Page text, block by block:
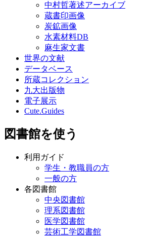
中村哲著述アーカイブ
蔵書印画像
炭鉱画像
水素材料DB
麻生家文書
世界の文献
データベース
所蔵コレクション
九大出版物
電子展示
Cute.Guides
図書館を使う
利用ガイド
学生・教職員の方
一般の方
各図書館
中央図書館
理系図書館
医学図書館
芸術工学図書館